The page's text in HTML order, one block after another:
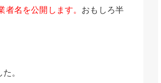
名を公開します。 おもしろ半
。